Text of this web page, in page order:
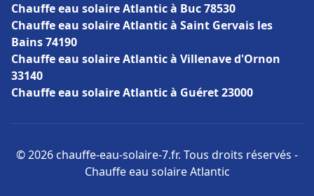
Chauffe eau solaire Atlantic à Buc 78530
Chauffe eau solaire Atlantic à Saint Gervais les
Bains 74190
Chauffe eau solaire Atlantic à Villenave d'Ornon
33140
Chauffe eau solaire Atlantic à Guéret 23000
© 2026 chauffe-eau-solaire-7.fr. Tous droits réservés -
Chauffe eau solaire Atlantic